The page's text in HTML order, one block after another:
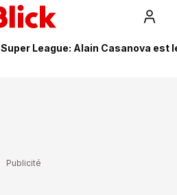
Super League: Alain Casanova est